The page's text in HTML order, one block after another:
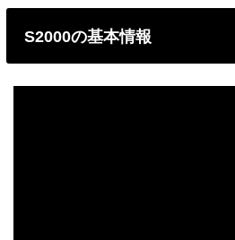
S2000の基本情報